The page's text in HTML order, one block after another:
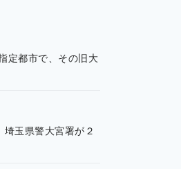
定都市で、その旧大
玉県警大宮署が２